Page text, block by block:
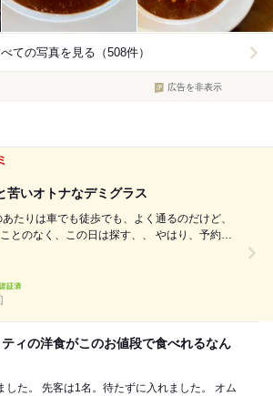
ての写真を見る（508件）
広告を非表示
苦いオトナなデミグラス
く、この日は探す、、 やはり、予約は
せんが、、と。 あーあった！あっ
ティの洋食がこのお値段で食べれるなん
ました。 オム